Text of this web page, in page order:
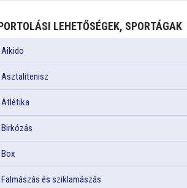
LEHETŐSÉGEK, SPORTÁGAK
Aikido
Asztalitenisz
Atlétika
Birkózás
Box
Falmászás és sziklamászás